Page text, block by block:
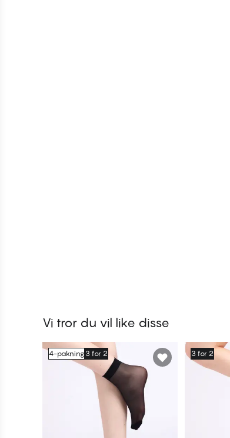
Vi tror du vil like disse
4-pakning 3 for 2 3 for 2